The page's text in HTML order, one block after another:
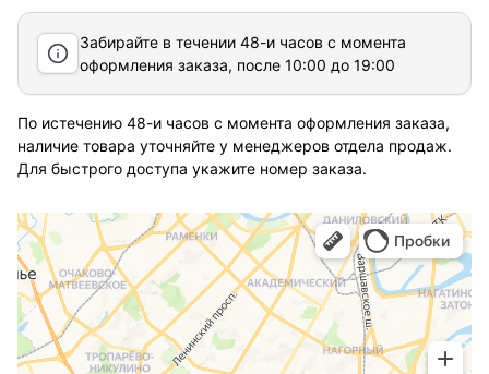
Забирайте в течении 48-и часов с момента
оформления заказа, после 10:00 до 19:00
По истечению 48-и часов с момента оформления заказа,
наличие товара уточняйте у менеджеров отдела продаж.
Для быстрого доступа укажите номер заказа.